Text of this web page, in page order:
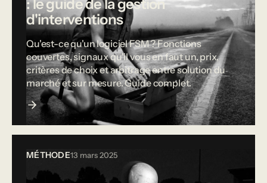
: le guide de la gestion
d'interventions
Qu'est-ce qu'un logiciel FSM ? Fonctions
couvertes, signaux qu'il vous en faut un, prix,
critères de choix et arbitrage entre solution du
marché et sur mesure. Guide complet.
MÉTHODE13 mars 2025